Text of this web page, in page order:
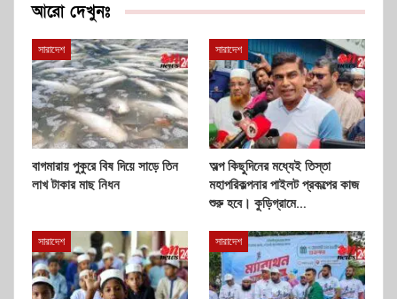
আরো দেখুনঃ
সারাদেশ
বাগমারায় পুকুরে বিষ দিয়ে সাড়ে তিন
লাখ টাকার মাছ নিধন
সারাদেশ
অল্প কিছুদিনের মধ্যেই তিস্তা
মহাপরিকল্পনার পাইলট প্রকল্পের কাজ
শুরু হবে। কুড়িগ্রামে…
সারাদেশ সারাদেশ